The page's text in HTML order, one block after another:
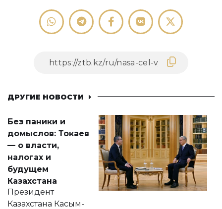
ДРУГИЕ НОВОСТИ
Без паники и
домыслов: Токаев
— о власти,
налогах и
будущем
Казахстана
Президент
Казахстана Касым-